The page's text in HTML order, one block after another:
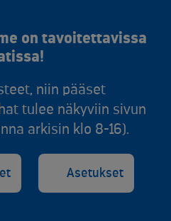
on tavoitettavissa
niin pääset
tulee näkyviin sivun
arkisin klo 8-16).
Asetukset